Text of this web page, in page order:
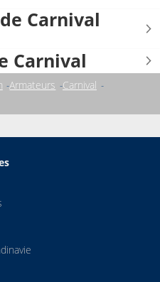
Carnival
Carnival
Armateurs Carnival